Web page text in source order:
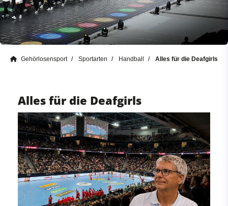
Gehörlosensport Sportarten Handball Alles für die Deafgirls
Alles für die Deafgirls